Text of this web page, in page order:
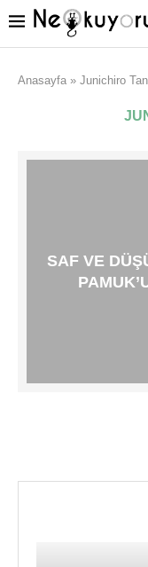
Anasayfa » Junichiro
SAF VE